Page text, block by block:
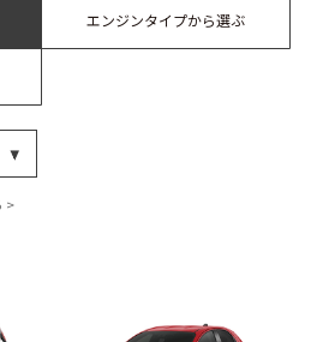
法人のお客様
エンジンタイプから選ぶ
>